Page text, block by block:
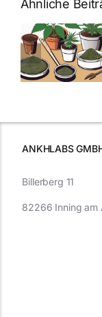
Ähnliche
Was
ANKHLABS
Billerberg 11
82266 Inning am